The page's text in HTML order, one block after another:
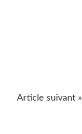
Article suivant »